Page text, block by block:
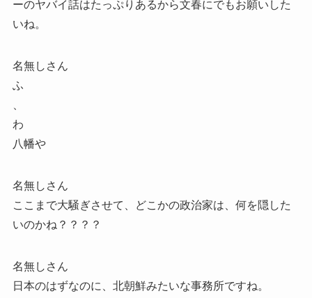
ーのヤバイ話はたっぷりあるから文春にでもお願いした
いね。
名無しさん
ふ
わ
八幡や
名無しさん
ここまで大騒ぎさせて、どこかの政治家は、何を隠した
いのかね？？？？
名無しさん
日本のはずなのに、北朝鮮みたいな事務所ですね。